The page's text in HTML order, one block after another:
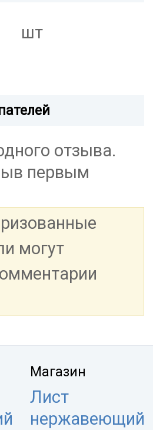
шт
отзыва.
первым
могут
Магазин
Лист
нержавеющий